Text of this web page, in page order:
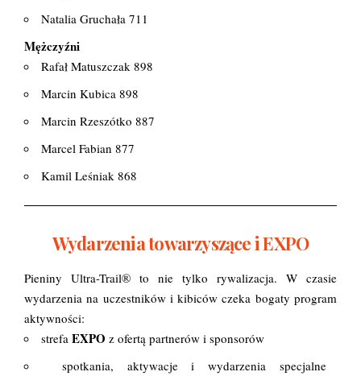
Natalia Gruchała 711
Mężczyźni
Rafał Matuszczak 898
Marcin Kubica 898
Marcin Rzeszótko 887
Marcel Fabian 877
Kamil Leśniak 868
Wydarzenia towarzyszące i EXPO
Pieniny Ultra-Trail® to nie tylko rywalizacja. W czasie
wydarzenia na uczestników i kibiców czeka bogaty program
aktywności:
strefa EXPO z ofertą partnerów i sponsorów
spotkania, aktywacje i wydarzenia specjalne